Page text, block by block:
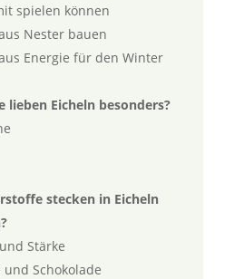
spielen können
Nester bauen
Energie für den Winter
lieben Eicheln besonders?
stecken in Eicheln
Stärke
und Schokolade